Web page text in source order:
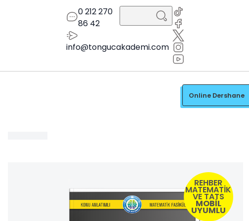
0 212 270
86 42
info@tongucakademi.com
Online Dershane
REHBER
MATEMATİK
VE TATS
MOBİL
UYUMLU